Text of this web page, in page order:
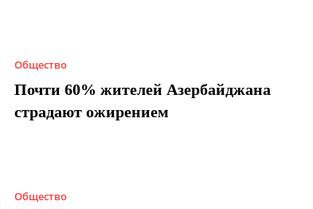
Общество
Почти 60% жителей Азербайджана
страдают ожирением
Общество